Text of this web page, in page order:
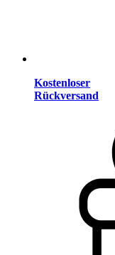
Kostenloser
Rückversand